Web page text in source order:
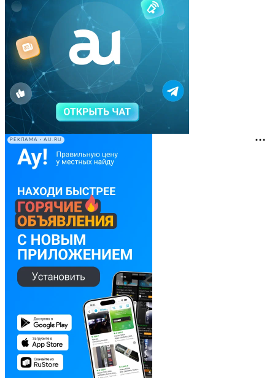
РЕКЛАМА • AU.RU